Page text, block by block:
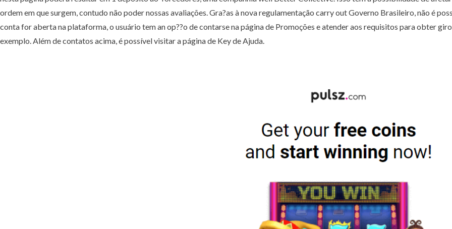
ordem em que surgem, contudo não poder nossas avaliações. Gra?as à nova regulamentação carry out Governo Brasileiro, não é
conta for aberta na plataforma, o usuário tem an op??o de contarse na página de Promoções e atender aos requisitos para obter
exemplo. Além de contatos acima, é possível visitar a página de Key de Ajuda.